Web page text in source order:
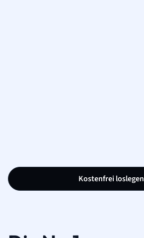
Kostenfrei loslegen